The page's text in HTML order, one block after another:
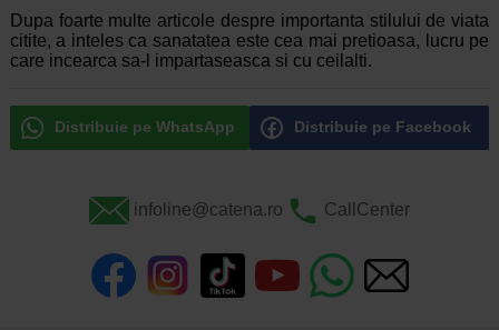
Dupa foarte multe articole despre importanta stilului de viata
citite, a inteles ca sanatatea este cea mai pretioasa, lucru pe
care incearca sa-l impartaseasca si cu ceilalti.
Distribuie pe WhatsApp Distribuie pe Facebook
infoline@catena.ro CallCenter